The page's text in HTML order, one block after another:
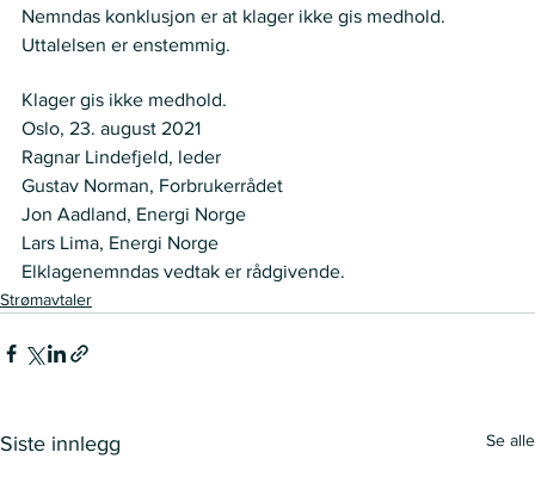
Nemndas konklusjon er at klager ikke gis medhold.
Uttalelsen er enstemmig.
Klager gis ikke medhold.
Oslo, 23. august 2021
Ragnar Lindefjeld, leder
Gustav Norman, Forbrukerrådet
Jon Aadland, Energi Norge
Lars Lima, Energi Norge
Elklagenemndas vedtak er rådgivende.
Strømavtaler
Siste innlegg Se alle